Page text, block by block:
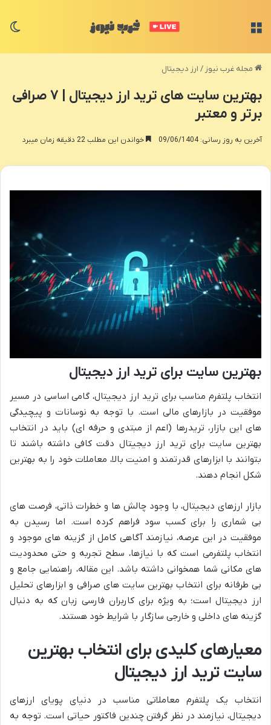
مجله غرب نیوز / ارز دیجیتال
بهترین سایت های ترید ارز دیجیتال | ۷ صرافی
برتر و معتبر
آخرین به روز رسانی: 09/06/1404 خواندن این مطلب 22 دقیقه زمان میبرد
بهترین سایت برای ترید ارز دیجیتال
انتخاب پلتفرم مناسب برای ترید ارز دیجیتال، گامی اساسی در مسیر
موفقیت در بازارهای مالی است. با توجه به نوسانات و پیچیدگی
های این بازار، تریدرها (اعم از مبتدی و حرفه ای) باید در انتخاب
بهترین سایت برای ترید ارز دیجیتال دقت کافی داشته باشند تا
بتوانند با ابزارهای قدرتمند و امنیت بالا، معاملات خود را به بهترین
شکل انجام دهند.
بازار ارزهای دیجیتال، با وجود چالش ها و خطرات ذاتی، فرصت های
بی شماری را برای کسب سود فراهم کرده است. اما رسیدن به
موفقیت در این عرصه، نیازمند آگاهی کامل از گزینه های موجود و
انتخاب پلتفرمی است که با نیازها، سطح تجربه و حتی محدودیت
های مکانی شما همخوانی داشته باشد. این مقاله، راهنمایی جامع و
بی طرفانه برای انتخاب بهترین سایت های صرافی و ابزارهای تحلیل
ارز دیجیتال است؛ به ویژه برای کاربران فارسی زبان که به دنبال
گزینه های داخلی و خارجی سازگار با شرایط خود هستند.
معیارهای کلیدی برای انتخاب بهترین
سایت ترید ارز دیجیتال
انتخاب یک پلتفرم معاملاتی مناسب در دنیای پویای ارزهای
دیجیتال، نیازمند در نظر گرفتن چندین فاکتور حیاتی است. توجه به